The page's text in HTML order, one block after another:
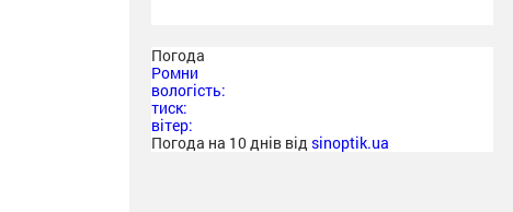
Погода
Ромни
вологість:
тиск:
вітер:
Погода на 10 днів від sinoptik.ua